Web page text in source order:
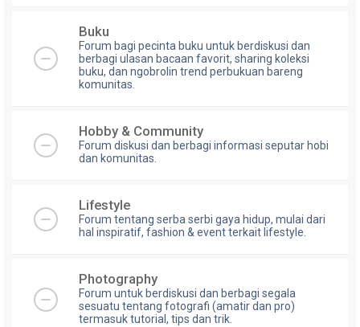
Buku
Forum bagi pecinta buku untuk berdiskusi dan
berbagi ulasan bacaan favorit, sharing koleksi
buku, dan ngobrolin trend perbukuan bareng
komunitas.
Hobby & Community
Forum diskusi dan berbagi informasi seputar hobi
dan komunitas.
Lifestyle
Forum tentang serba serbi gaya hidup, mulai dari
hal inspiratif, fashion & event terkait lifestyle.
Photography
Forum untuk berdiskusi dan berbagi segala
sesuatu tentang fotografi (amatir dan pro)
termasuk tutorial, tips dan trik.